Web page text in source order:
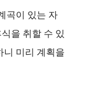
곡이 있는 자
을 취할 수 있
니 미리 계획을